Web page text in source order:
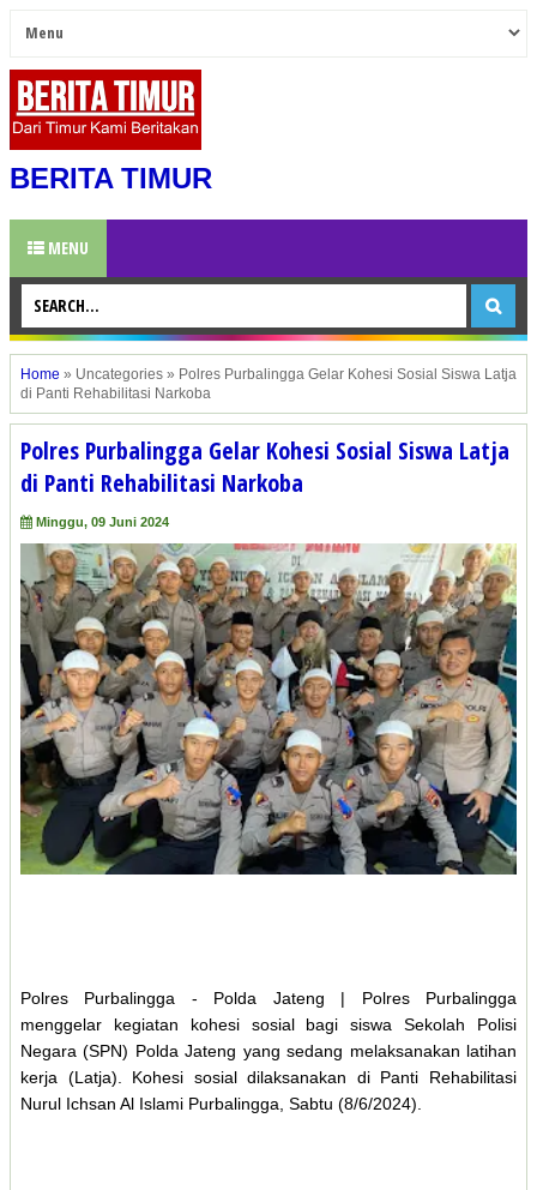
BERITA TIMUR
MENU
Home » Uncategories » Polres Purbalingga Gelar Kohesi Sosial Siswa Latja
di Panti Rehabilitasi Narkoba
Polres Purbalingga Gelar Kohesi Sosial Siswa Latja
di Panti Rehabilitasi Narkoba
Minggu, 09 Juni 2024
Polres Purbalingga - Polda Jateng | Polres Purbalingga
menggelar kegiatan kohesi sosial bagi siswa Sekolah Polisi
Negara (SPN) Polda Jateng yang sedang melaksanakan latihan
kerja (Latja). Kohesi sosial dilaksanakan di Panti Rehabilitasi
Nurul Ichsan Al Islami Purbalingga, Sabtu (8/6/2024).